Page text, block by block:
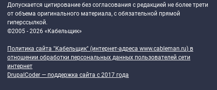
Допускается цитирование без согласования с редакцией не более трети
от объема оригинального материала, с обязательной прямой
гиперссылкой.
©2005 - 2026 «Кабельщик»
Политика сайта "Кабельщик" (интернет-адреса www.cableman.ru) в
отношении обработки персональных данных пользователей сети
интернет
DrupalCoder — поддержка сайта c 2017 года